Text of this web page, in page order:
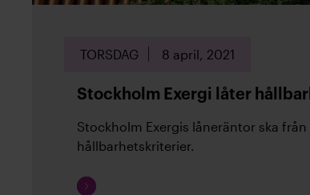
TORSDAG 8 april, 2021
Stockholm Exergi låter
Stockholm Exergis låneräntor ska
hållbarhetskriterier.
Fortsätt